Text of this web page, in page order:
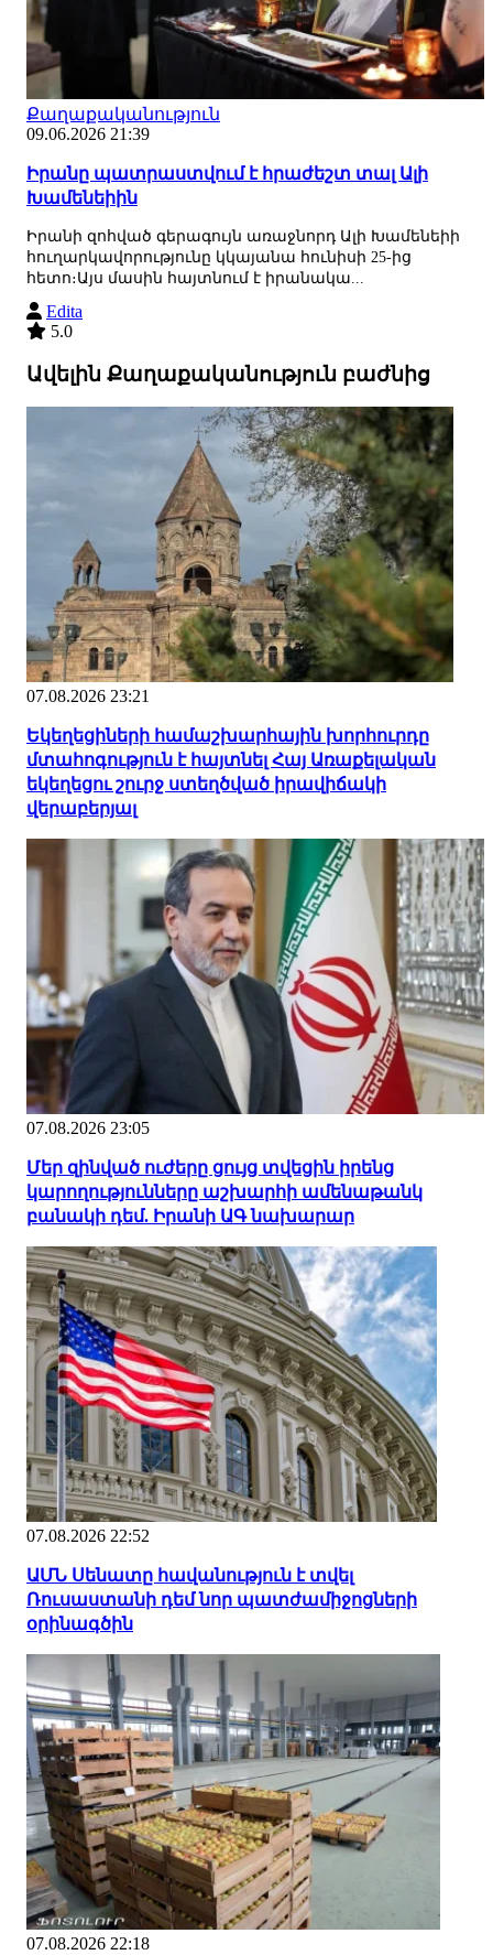
Քաղաքականություն
09.06.2026 21:39
Իրանը պատրաստվում է հրաժեշտ տալ Ալի
Խամենեիին
Իրանի զոհված գերագույն առաջնորդ Ալի Խամենեիի
հուղարկավորությունը կկայանա հունիսի 25-ից
հետո։Այս մասին հայտնում է իրանակա...
Edita
5.0
Ավելին Քաղաքականություն բաժնից
07.08.2026 23:21
Եկեղեցիների համաշխարհային խորհուրդը
մտահոգություն է հայտնել Հայ Առաքելական
եկեղեցու շուրջ ստեղծված իրավիճակի
վերաբերյալ
07.08.2026 23:05
Մեր զինված ուժերը ցույց տվեցին իրենց
կարողությունները աշխարհի ամենաթանկ
բանակի դեմ. Իրանի ԱԳ նախարար
07.08.2026 22:52
ԱՄՆ Սենատը հավանություն է տվել
Ռուսաստանի դեմ նոր պատժամիջոցների
օրինագծին
07.08.2026 22:18